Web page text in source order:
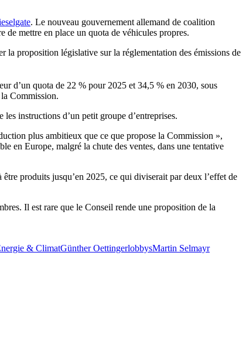
. Le nouveau gouvernement allemand de coalition
de mettre en place un quota de véhicules propres.
la proposition législative sur la réglementation des émissions de
d’un quota de 22 % pour 2025 et 34,5 % en 2030, sous
Commission.
instructions d’un petit groupe d’entreprises.
plus ambitieux que ce que propose la Commission »,
en Europe, malgré la chute des ventes, dans une tentative
produits jusqu’en 2025, ce qui diviserait par deux l’effet de
Il est rare que le Conseil rende une proposition de la
& ClimatGünther OettingerlobbysMartin Selmayr